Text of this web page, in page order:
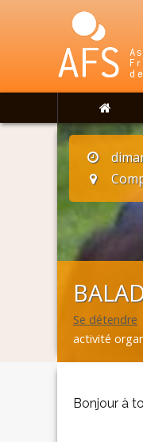
Se détendre
activité
Bonjour à